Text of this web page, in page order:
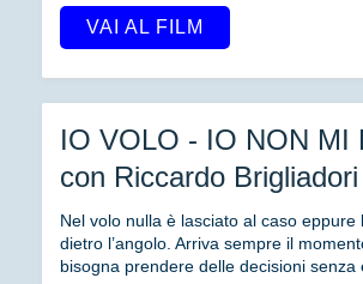
VAI AL FILM
IO VOLO - IO NON MI
con Riccardo Brigliadori
Nel volo nulla è lasciato al caso eppure
dietro l’angolo. Arriva sempre il
bisogna prendere delle decisioni senza